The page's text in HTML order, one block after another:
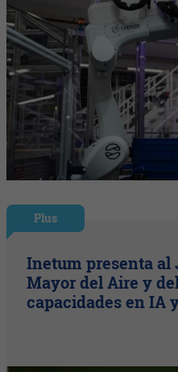
Plus
Inetum presenta al
Mayor del Aire y
capacidades en IA